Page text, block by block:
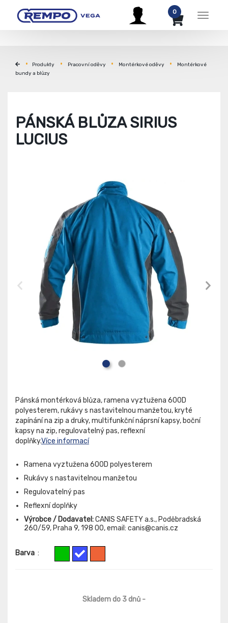
Menu
0
Produkty Pracovní oděvy Montérkové oděvy
Montérkové
bundy a blůzy
PÁNSKÁ BLŮZA SIRIUS
LUCIUS
Pánská montérková blůza, ramena vyztužena 600D
polyesterem, rukávy s nastavitelnou manžetou, kryté
zapínání na zip a druky, multifunkční náprsní kapsy, boční
kapsy na zip, regulovatelný pas, reflexní
doplňky.Více informací
Ramena vyztužena 600D polyesterem
Rukávy s nastavitelnou manžetou
Regulovatelný pas
Reflexní doplňky
Výrobce / Dodavatel:CANIS SAFETY a.s., Poděbradská
260/59, Praha 9, 198 00, email: canis@canis.cz
Barva :
Skladem do 3 dnů -